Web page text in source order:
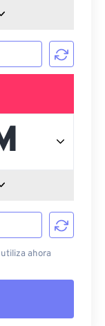
utiliza ahora